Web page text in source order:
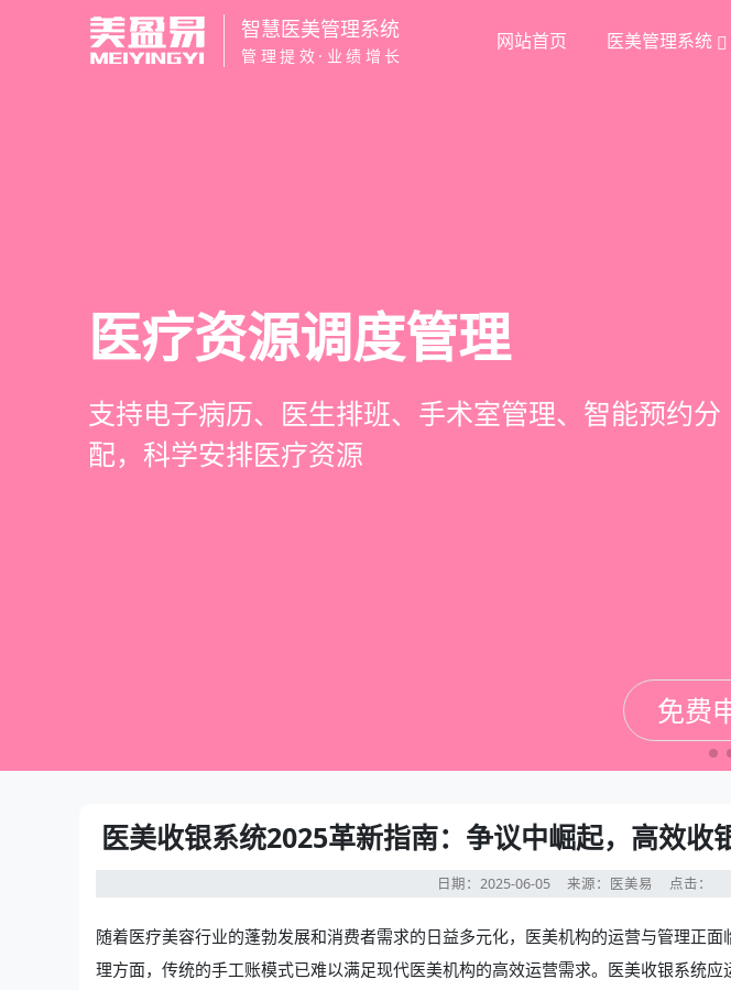
智慧医美管理系统
管理提效·业绩增长
网站首页 医美管理系统
智慧医美管理系统
一站式解决医美机构预约、咨询、手术安排、会员管
理、财务核算全流程管理
免费
医疗资源调度管理
支持电子病历、医生排班、手术室管理、智能预约分
配，科学安排医疗资源
免费
高净值客户价值挖掘
支持客户分级管理、消费轨迹追踪、个性化方案定
制、实现客户长期价值挖掘
免费
营销与私域运营
提供小程序商城、私域scrm、项目套餐、裂变分销多
种营销工具，助力获客与转化
免费
医美收银系统2025革新指南：争议中崛起，高效收
日期：2025-06-05 来源：医美易 点击：
随着医疗美容行业的蓬勃发展和消费者需求的日益多元化，医美机构的运营与管理正
理方面，传统的手工账模式已难以满足现代医美机构的高效运营需求。 医美收银系统应